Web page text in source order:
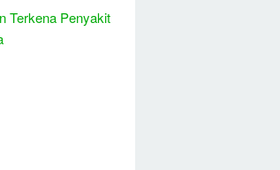
Terkena Penyakit